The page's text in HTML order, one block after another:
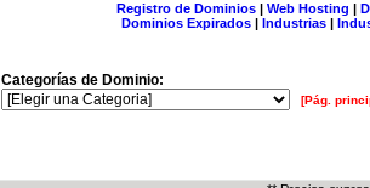
Registro de Dominios| Web Hosting |
Dominios Expirados | Industrias |
Categorías de Dominio:
[Pág.